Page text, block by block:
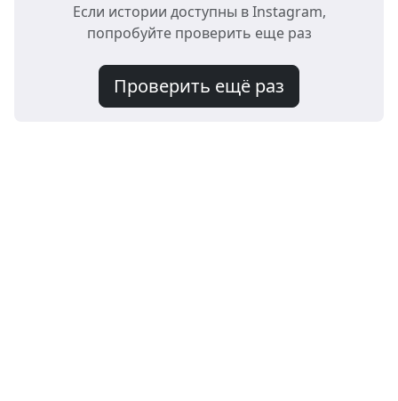
Если истории доступны в Instagram,
попробуйте проверить еще раз
Проверить ещё раз